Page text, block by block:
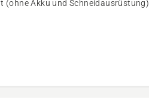
(ohne Akku und Schneidausrüstung)